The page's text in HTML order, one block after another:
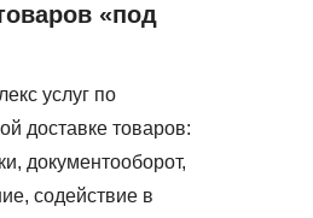
«под
услуг по
доставке товаров:
документооборот,
содействие в